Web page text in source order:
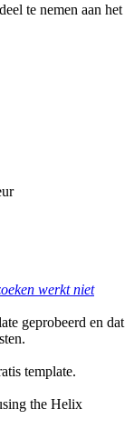
te nemen aan het
werkt niet
geprobeerd en dat
template.
the Helix